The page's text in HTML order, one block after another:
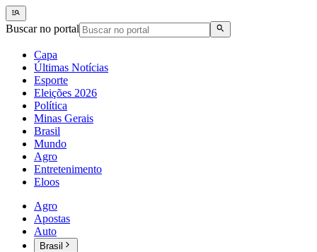
Buscar no portal
Capa
Últimas Notícias
Esporte
Eleições 2026
Política
Minas Gerais
Brasil
Mundo
Agro
Entretenimento
Eloos
Agro
Apostas
Auto
Brasil